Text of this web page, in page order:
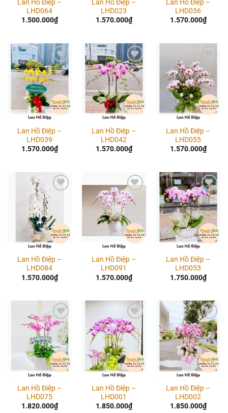
Lan Hồ Điệp –
LHD064
1.500.000₫
Lan Hồ Điệp –
LHD023
1.570.000₫
Lan Hồ Điệp –
LHD036
1.570.000₫
Add to
wishlist
Lan Hồ Điệp –
LHD039
1.570.000₫
Add to
wishlist
Lan Hồ Điệp –
LHD042
1.570.000₫
Add to
wishlist
Lan Hồ Điệp –
LHD055
1.570.000₫
Add to
wishlist
Lan Hồ Điệp –
LHD084
1.570.000₫
Add to
wishlist
Lan Hồ Điệp –
LHD091
1.570.000₫
Add to
wishlist
Lan Hồ Điệp –
LHD053
1.750.000₫
Add to
wishlist
Lan Hồ Điệp –
LHD075
1.820.000₫
Add to
wishlist
Lan Hồ Điệp –
LHD001
1.850.000₫
Add to
wishlist
Lan Hồ Điệp –
LHD002
1.850.000₫